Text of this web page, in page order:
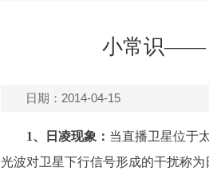
小常识——
日期：2014-04-15
1、日凌现象： 当直播卫星位于
光波对卫星下行信号形成的干扰称